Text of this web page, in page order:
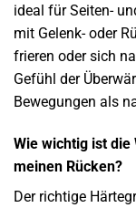
ideal für Seiten-
mit Gelenk- oder
frieren oder sich
Gefühl der
Bewegungen als
Wie wichtig ist
meinen Rücken?
Der richtige